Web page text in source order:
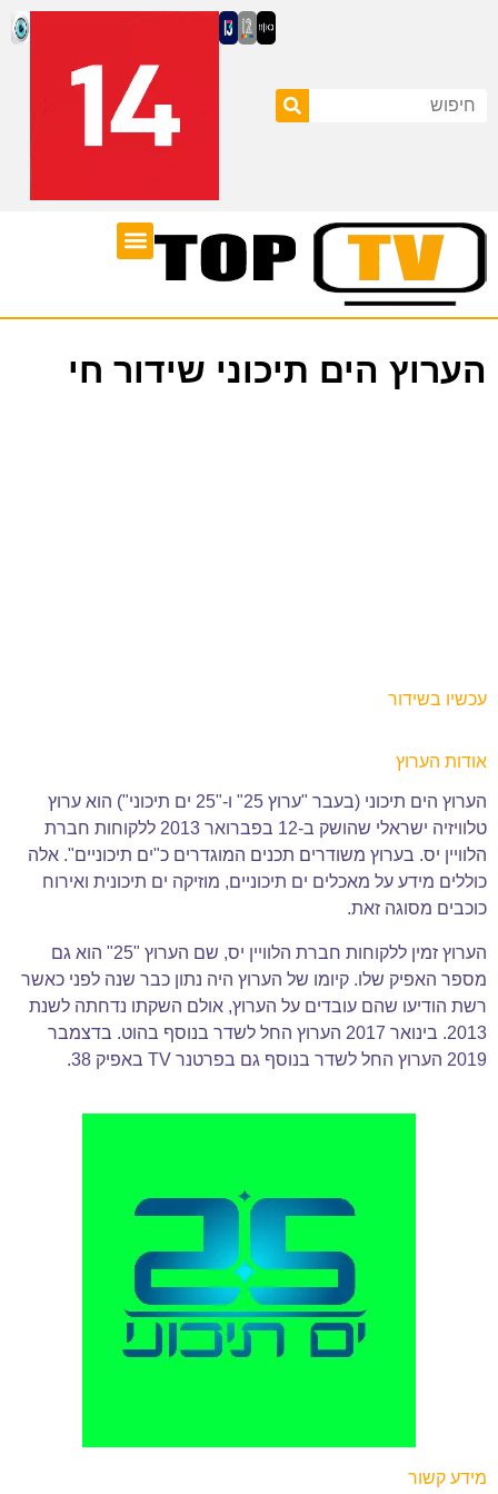
הערוץ הים תיכוני שידור חי
עכשיו בשידור
אודות הערוץ
הערוץ הים תיכוני (בעבר "ערוץ 25" ו-"25 ים תיכוני") הוא ערוץ
טלוויזיה ישראלי שהושק ב-12 בפברואר 2013 ללקוחות חברת
הלוויין יס. בערוץ משודרים תכנים המוגדרים כ"ים תיכוניים". אלה
כוללים מידע על מאכלים ים תיכוניים, מוזיקה ים תיכונית ואירוח
כוכבים מסוגה זאת.
הערוץ זמין ללקוחות חברת הלוויין יס, שם הערוץ "25" הוא גם
מספר האפיק שלו. קיומו של הערוץ היה נתון כבר שנה לפני כאשר
רשת הודיעו שהם עובדים על הערוץ, אולם השקתו נדחתה לשנת
2013. בינואר 2017 הערוץ החל לשדר בנוסף בהוט. בדצמבר
2019 הערוץ החל לשדר בנוסף גם בפרטנר TV באפיק 38.
מידע קשור